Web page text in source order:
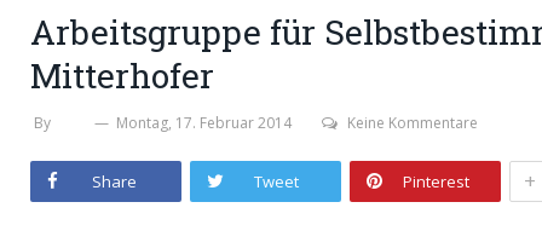
Arbeitsgruppe für
Mitterhofer
By Montag, 17. Februar 2014 Keine Kommentare
Share Tweet Pinterest +